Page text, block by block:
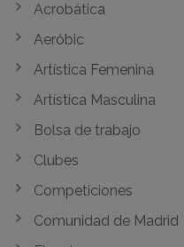
Acrobática
Aeróbic
Artística Femenina
Artística Masculina
Bolsa de trabajo
Clubes
Competiciones
Comunidad de Madrid